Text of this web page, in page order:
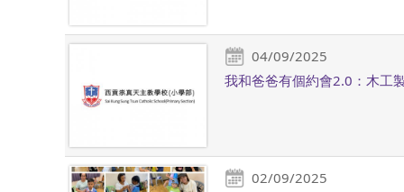
04/09/2025
我和爸爸有個約會2.0：木工
02/09/2025